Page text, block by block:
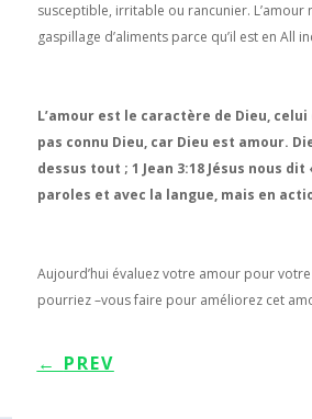
susceptible, irritable ou rancunier. L’amour
gaspillage d’aliments parce qu’il est en All
L’amour est le caractère de Dieu, celui
pas connu Dieu, car Dieu est amour.
dessus tout ; 1 Jean 3:18 Jésus nous dit
paroles et avec la langue, mais en
Aujourd’hui évaluez votre amour pour
pourriez –vous faire pour améliorez cet
← PREV